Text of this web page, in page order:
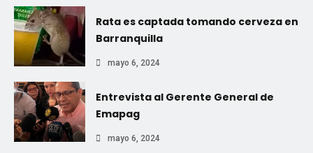
Rata es captada tomando cerveza en
Barranquilla
mayo 6, 2024
Entrevista al Gerente General de
Emapag
mayo 6, 2024